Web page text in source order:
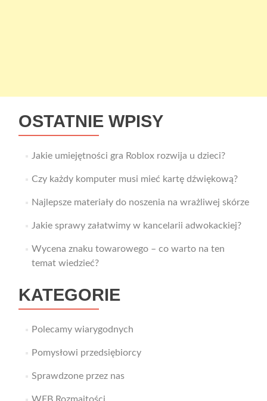
OSTATNIE WPISY
Jakie umiejętności gra Roblox rozwija u dzieci?
Czy każdy komputer musi mieć kartę dźwiękową?
Najlepsze materiały do noszenia na wrażliwej skórze
Jakie sprawy załatwimy w kancelarii adwokackiej?
Wycena znaku towarowego – co warto na ten
temat wiedzieć?
KATEGORIE
Polecamy wiarygodnych
Pomysłowi przedsiębiorcy
Sprawdzone przez nas